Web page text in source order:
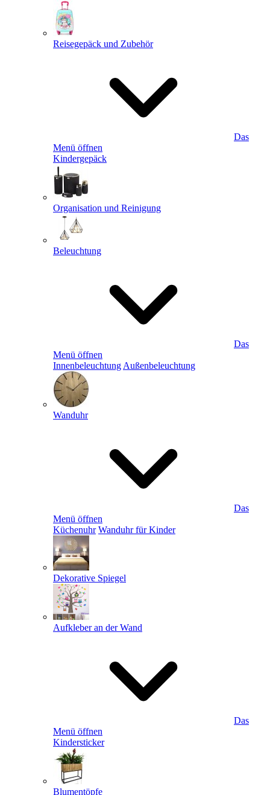
Reisegepäck und Zubehör
Das
Menü öffnen
Kindergepäck
Organisation und Reinigung
Beleuchtung
Das
Menü öffnen
Innenbeleuchtung Außenbeleuchtung
Wanduhr
Das
Menü öffnen
Küchenuhr Wanduhr für Kinder
Dekorative Spiegel
Aufkleber an der Wand
Das
Menü öffnen
Kindersticker
Blumentöpfe